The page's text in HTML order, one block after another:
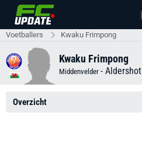
Voetballers Kwaku Frimpong
Kwaku Frimpong
Middenvelder - Aldershot
Overzicht